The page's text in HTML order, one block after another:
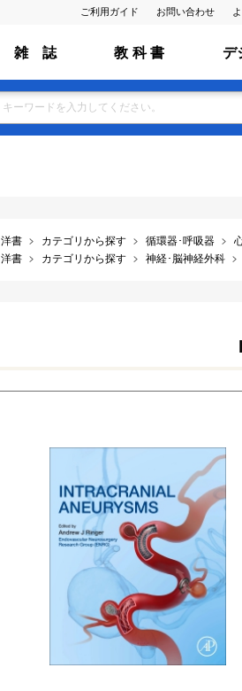
ご利用ガイド お問い合わせ
雑 誌 教 科 書 デ
洋書 カテゴリから探す 循環器･呼吸器
洋書 カテゴリから探す 神経･脳神経外科